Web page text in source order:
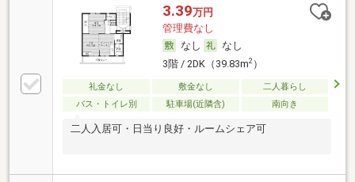
3.39万円
管理費なし
なし
なし
3階 / 2DK（39.83m2）
礼金なし 敷金なし
二人暮らし
バス・トイレ別
駐車場(近隣含) 南向き
二人入居可・日当り良好・ルームシェア可